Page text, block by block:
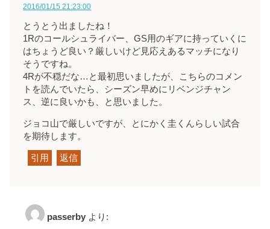
2016/01/15 21:23:00
とうとう出ましたね！
1Rのコールシュライバー、GS用のギアに持っていくに
はちょうど良い？厳しいけど見応えあるマッチになり
そうですね。
4Rが不穏だな…と最初思いましたが、こちらのコメン
トを読んでいたら、シーズン早めにリベンジチャン
ス、逆に良いかも、と思いました。
ジョコ山で厳しいですが、とにかく圭くんらしい試合
を期待します。
引用 返信
passerby より: